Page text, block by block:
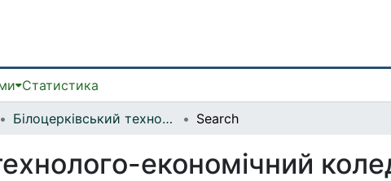
Статистика
Білоцерківський технолого-економічний коледж Search
економічний